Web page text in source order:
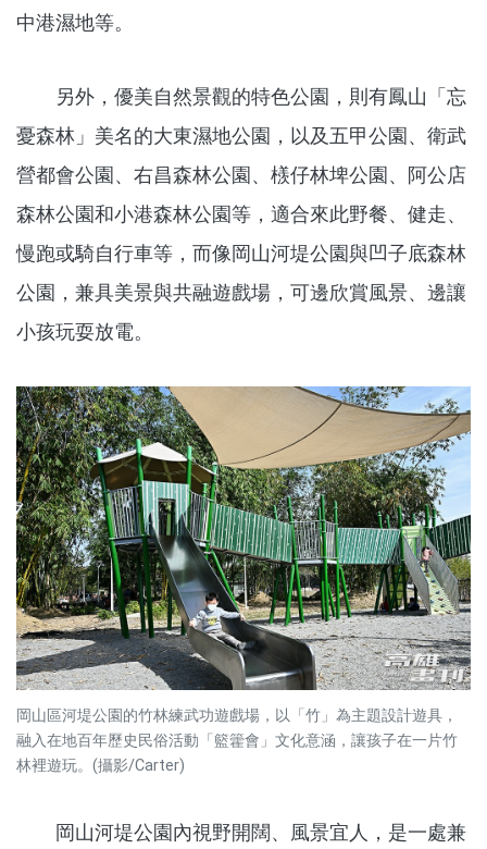
中港濕地等。
另外，優美自然景觀的特色公園，則有鳳山「忘
憂森林」美名的大東濕地公園，以及五甲公園、衛武
營都會公園、右昌森林公園、檨仔林埤公園、阿公店
森林公園和小港森林公園等，適合來此野餐、健走、
慢跑或騎自行車等，而像岡山河堤公園與凹子底森林
公園，兼具美景與共融遊戲場，可邊欣賞風景、邊讓
小孩玩耍放電。
岡山區河堤公園的竹林練武功遊戲場，以「竹」為主題設計遊具，
融入在地百年歷史民俗活動「籃籗會」文化意涵，讓孩子在一片竹
林裡遊玩。(攝影/Carter)
岡山河堤公園內視野開闊、風景宜人，是一處兼